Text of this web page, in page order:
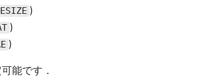
)
)
)
能です．